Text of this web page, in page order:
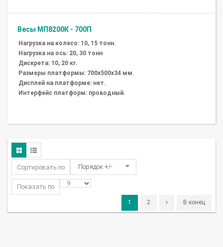
Весы МП8200К - 700П
Нагрузка на колесо: 10, 15 тонн.
Нагрузка на ось: 20, 30 тонн
Дискрета: 10, 20 кг.
Размеры платформы: 700х500х34 мм.
Дисплей на платформе: нет.
Интерфейс платформ: проводный.
Сортировать по Порядок +/-
Показать по
1 2 В конец